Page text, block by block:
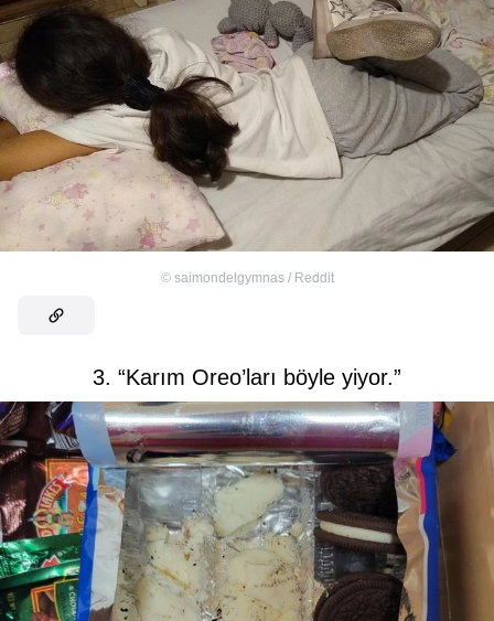
© saimondelgymnas / Reddit
3. “Karım Oreo’ları böyle yiyor.”